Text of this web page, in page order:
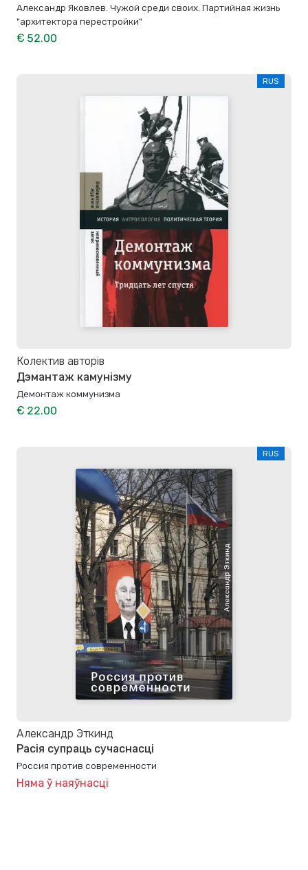
Александр Яковлев. Чужой среди своих. Партийная жизнь
"архитектора перестройки"
€ 52.00
RUS
Колектив авторів
Дэмантаж камунізму
Демонтаж коммунизма
€ 22.00
RUS
Александр Эткинд
Расія супраць сучаснасці
Россия против современности
Няма ў наяўнасці